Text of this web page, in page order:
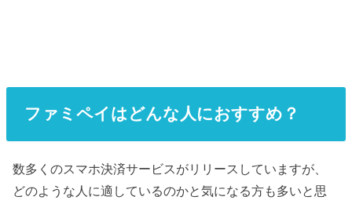
ファミペイはどんな人におすすめ？
数多くのスマホ決済サービスがリリースしていますが、
どのような人に適しているのかと気になる方も多いと思